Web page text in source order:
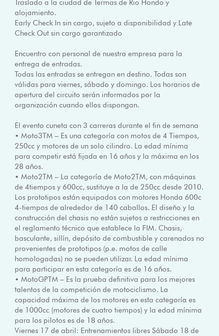
Traslado a la ciudad de Termas de Rio Hondo y
alojamiento.
Early Check In sin cargo, sujeto a disponibilidad y Late
Check Out sin cargo garantizado
Encuentro con personal de nuestra empresa para la
entrega de entradas.
Todas las entradas se entregan en destino. Todas son
válidas para viernes, sábado y domingo. Los horarios de
apertura del circuito serán informados por la
organización cuando ellos dispongan.
El evento cuneta con 3 carreras durante el fin de semana
• Moto3TM – Es una categoría con motos de 4 Tiempos,
250cc y motores de un solo cilindro. La edad mínima
para competir está fijada en 16 años y la máxima en los
28 años.
• Moto2TM – La categoría de Moto2TM, con máquinas
de 4tiempos y 600cc, sustituye a la de 250cc desde 2010.
Los prototipos están equipados con motores Honda 600c
4-tiempos de alrededor de 140 caballos. El diseño y la
construcción del chasis no están sujetos a restricciones en
el reglamento técnico que establece la FIM. Chasis,
basculante, sillín, depósito de combustible y carenados no
provenientes de prototipos (p.e. motos de calle
homologadas) no se pueden utilizar. La edad mínima
para participar en esta categoría es de 16 años.
• MotoGPTM – Es la prueba definitiva para los mejores
talentos de la competición de motociclismo. La
capacidad máxima de los motores en esta categoría es
de 1000cc (motores de cuatro tiempos) y la edad mínima
para los pilotos es de 18 años.
Viernes 17 de abril: Entrenamientos libres Sábado 18 de